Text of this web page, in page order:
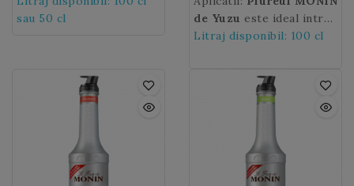
Moninputeti savura
va va permite sa creati
de zmeura.
sau 50 cl
iar dimensiunea sa
variaza intre cea a unei
yuzu este usor
acid. Gustul sau este
lamaie verde si
mandarina.
racoritoare tuturor
cocktailurilor si
de Yuzu este ideal intr-
un cocktail Margarita
Litraj disponibil: 100 cl